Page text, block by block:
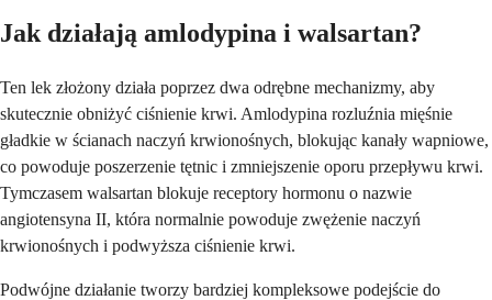
Jak działają amlodypina i walsartan?
Ten lek złożony działa poprzez dwa odrębne mechanizmy, aby
skutecznie obniżyć ciśnienie krwi. Amlodypina rozluźnia mięśnie
gładkie w ścianach naczyń krwionośnych, blokując kanały wapniowe,
co powoduje poszerzenie tętnic i zmniejszenie oporu przepływu krwi.
Tymczasem walsartan blokuje receptory hormonu o nazwie
angiotensyna II, która normalnie powoduje zwężenie naczyń
krwionośnych i podwyższa ciśnienie krwi.
Podwójne działanie tworzy bardziej kompleksowe podejście do